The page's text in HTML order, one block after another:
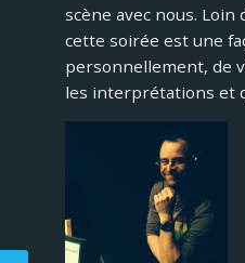
scène avec nous.
cette soirée est une
personnellement, de
les interprétations et